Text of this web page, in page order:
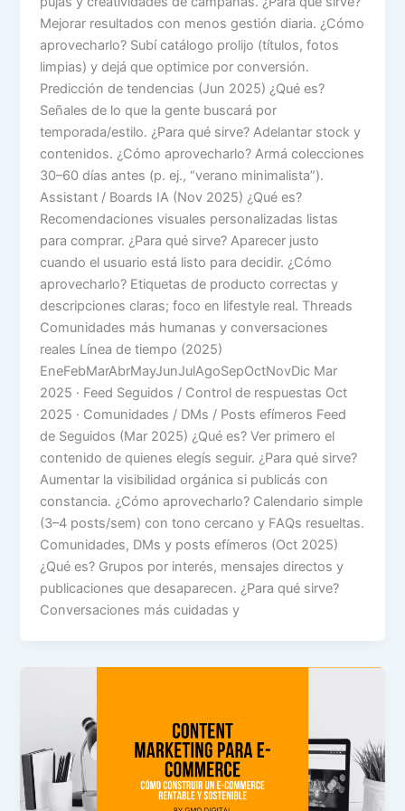
Mejorar resultados con menos gestión diaria. ¿Cómo
aprovecharlo? Subí catálogo prolijo (títulos, fotos
limpias) y dejá que optimice por conversión.
Predicción de tendencias (Jun 2025) ¿Qué es?
Señales de lo que la gente buscará por
temporada/estilo. ¿Para qué sirve? Adelantar stock y
contenidos. ¿Cómo aprovecharlo? Armá colecciones
30–60 días antes (p. ej., “verano minimalista”).
Assistant / Boards IA (Nov 2025) ¿Qué es?
Recomendaciones visuales personalizadas listas
para comprar. ¿Para qué sirve? Aparecer justo
cuando el usuario está listo para decidir. ¿Cómo
aprovecharlo? Etiquetas de producto correctas y
descripciones claras; foco en lifestyle real. Threads
Comunidades más humanas y conversaciones
reales Línea de tiempo (2025)
EneFebMarAbrMayJunJulAgoSepOctNovDic Mar
2025 · Feed Seguidos / Control de respuestas Oct
2025 · Comunidades / DMs / Posts efímeros Feed
de Seguidos (Mar 2025) ¿Qué es? Ver primero el
contenido de quienes elegís seguir. ¿Para qué sirve?
Aumentar la visibilidad orgánica si publicás con
constancia. ¿Cómo aprovecharlo? Calendario simple
(3–4 posts/sem) con tono cercano y FAQs resueltas.
Comunidades, DMs y posts efímeros (Oct 2025)
¿Qué es? Grupos por interés, mensajes directos y
publicaciones que desaparecen. ¿Para qué sirve?
Conversaciones más cuidadas y